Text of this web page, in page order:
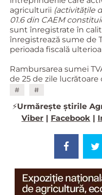
agriculturii (activitățile
01.6 din CAEM
sunt înregistrate în
înregistrează sume de
perioada fiscală
Rambursarea sumei
de 25 de zile
# #
⚡️Urmărește știrile
Viber
Facebook